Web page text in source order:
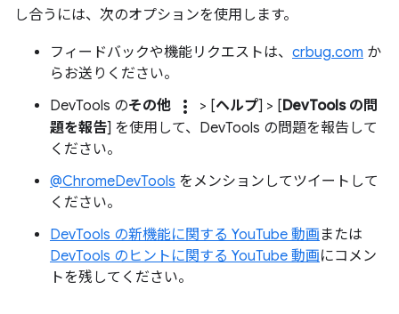
し合うには、次のオプションを使用します。
フィードバックや機能リクエストは、 crbug.com か
らお送りください。
DevTools のその他 more_vert > [ヘルプ] > [DevTools の問
題を報告] を使用して、DevTools の問題を報告して
ください。
@ChromeDevTools をメンションしてツイートして
ください。
DevTools の新機能に関する YouTube 動画 または
DevTools のヒントに関する YouTube 動画にコメン
トを残してください。